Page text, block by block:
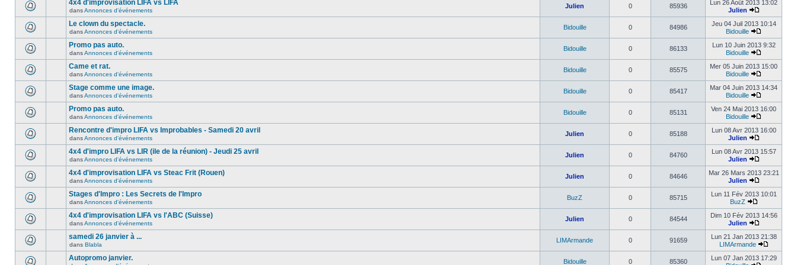
4x4 d'improvisation LIFA vs LIFA
dansAnnonces d'événements
Julien 0 85936
Lun 26 Août 2013 13:02
Julien
Le clown du spectacle.
dansAnnonces d'événements
Bidouille 0 84986
Jeu 04 Juil 2013 10:14
Bidouille
Promo pas auto.
dansAnnonces d'événements
Bidouille 0 86133
Lun 10 Juin 2013 9:32
Bidouille
Came et rat.
dansAnnonces d'événements
Bidouille 0 85575
Mer 05 Juin 2013 15:00
Bidouille
Stage comme une image.
dansAnnonces d'événements
Bidouille 0 85417
Mar 04 Juin 2013 14:34
Bidouille
Promo pas auto.
dansAnnonces d'événements
Bidouille 0 85131
Ven 24 Mai 2013 16:00
Bidouille
Rencontre d'impro LIFA vs Improbables - Samedi 20 avril
dansAnnonces d'événements
Julien 0 85188
Lun 08 Avr 2013 16:00
Julien
4x4 d'impro LIFA vs LIR (ile de la réunion) - Jeudi 25 avril
dansAnnonces d'événements
Julien 0 84760
Lun 08 Avr 2013 15:57
Julien
4x4 d'improvisation LIFA vs Steac Frit (Rouen)
dansAnnonces d'événements
Julien 0 84646
Mar 26 Mars 2013 23:21
Julien
Stages d'Impro : Les Secrets de l'Impro
dansAnnonces d'événements
BuzZ 0 85715
Lun 11 Fév 2013 10:01
BuzZ
4x4 d'improvisation LIFA vs l'ABC (Suisse)
dansAnnonces d'événements
Julien 0 84544
Dim 10 Fév 2013 14:56
Julien
samedi 26 janvier à ...
dans Blabla
LIMArmande 0 91659
Lun 21 Jan 2013 21:38
LIMArmande
Autopromo janvier. Bidouille 0 85360
Lun 07 Jan 2013 17:29